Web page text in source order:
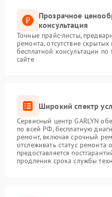
Прозрачное
консультация
Точные прайс-листы,
ремонта, отсутствие
бесплатной консультации
сайте
Широкий спектр
Сервисный центр GARLYN
по всей РФ, бесплатную
ремонт, включая срочный
отслеживать статус ремонта
предоставляется
продления срока службы